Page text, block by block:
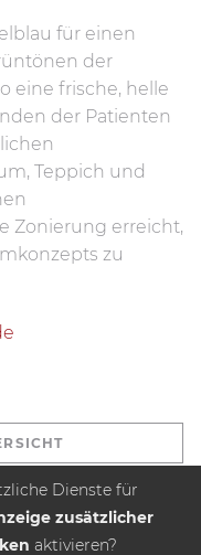
für einen
der
eine frische, helle
der Patienten
Teppich und
Zonierung erreicht,
zu
Dienste für
zusätzlicher
aktivieren?